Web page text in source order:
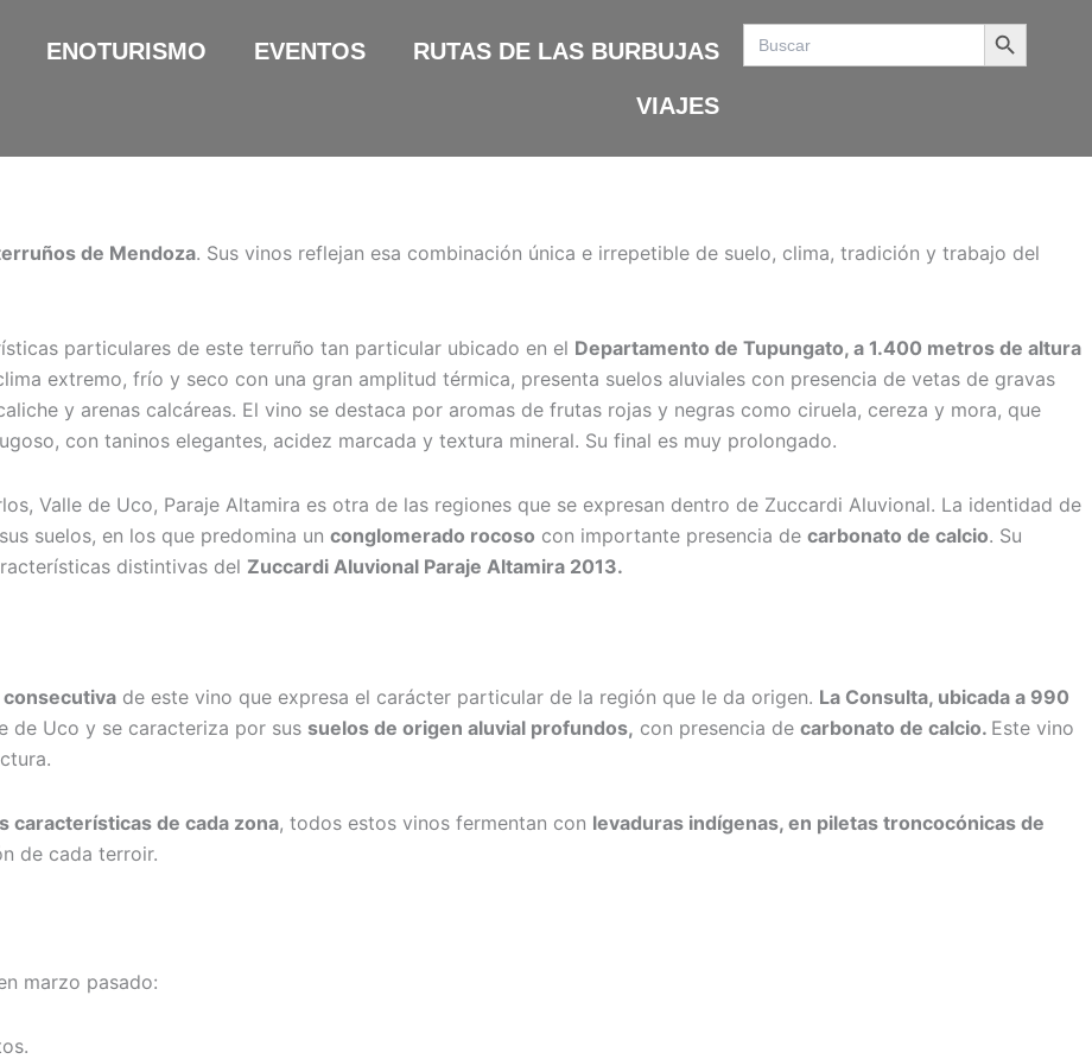
ENOTURISMO EVENTOS RUTAS DE LAS BURBUJAS
VIAJES
Search
for:
Search Button
de Mendoza. Sus vinos reflejan esa combinación única e irrepetible de suelo, clima, tradición y trabajo del
particulares de este terruño tan particular ubicado en el Departamento de Tupungato, a 1.400 metros de altura
extremo, frío y seco con una gran amplitud térmica, presenta suelos aluviales con presencia de vetas de gravas
y arenas calcáreas. El vino se destaca por aromas de frutas rojas y negras como ciruela, cereza y mora, que
con taninos elegantes, acidez marcada y textura mineral. Su final es muy prolongado.
Valle de Uco, Paraje Altamira es otra de las regiones que se expresan dentro de Zuccardi Aluvional. La identidad de
suelos, en los que predomina un conglomerado rocoso con importante presencia de carbonato de calcio. Su
distintivas del Zuccardi Aluvional Paraje Altamira 2013.
consecutiva de este vino que expresa el carácter particular de la región que le da origen. La Consulta, ubicada a 990
de Uco y se caracteriza por sus suelos de origen aluvial profundos, con presencia de carbonato de calcio. Este vino
características de cada zona, todos estos vinos fermentan con levaduras indígenas, en piletas troncocónicas de
de cada terroir.
marzo pasado: